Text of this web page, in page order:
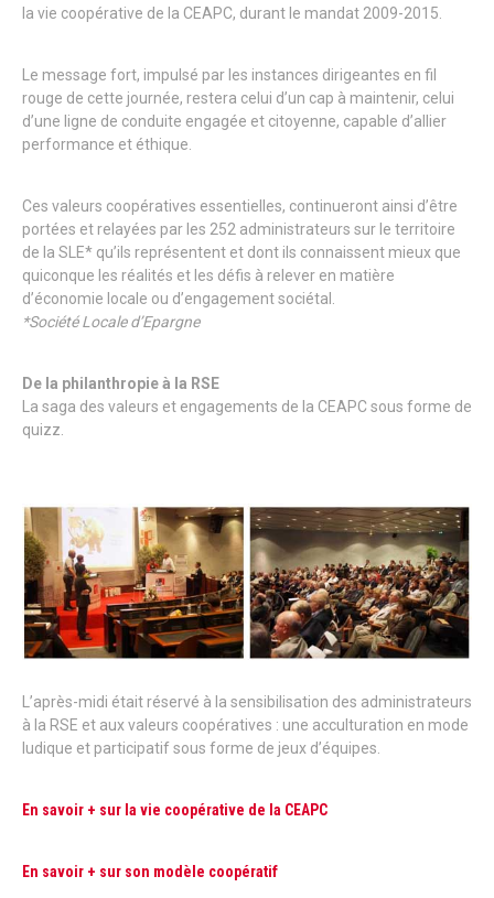
la vie coopérative de la CEAPC, durant le mandat 2009-2015.
Le message fort, impulsé par les instances dirigeantes en fil
rouge de cette journée, restera celui d’un cap à maintenir, celui
d’une ligne de conduite engagée et citoyenne, capable d’allier
performance et éthique.
Ces valeurs coopératives essentielles, continueront ainsi d’être
portées et relayées par les 252 administrateurs sur le territoire
de la SLE* qu’ils représentent et dont ils connaissent mieux que
quiconque les réalités et les défis à relever en matière
d’économie locale ou d’engagement sociétal.
*Société Locale d’Epargne
De la philanthropie à la RSE
La saga des valeurs et engagements de la CEAPC sous forme de
quizz.
L’après-midi était réservé à la sensibilisation des administrateurs
à la RSE et aux valeurs coopératives : une acculturation en mode
ludique et participatif sous forme de jeux d’équipes.
En savoir + sur la vie coopérative de la CEAPC
En savoir + sur son modèle coopératif